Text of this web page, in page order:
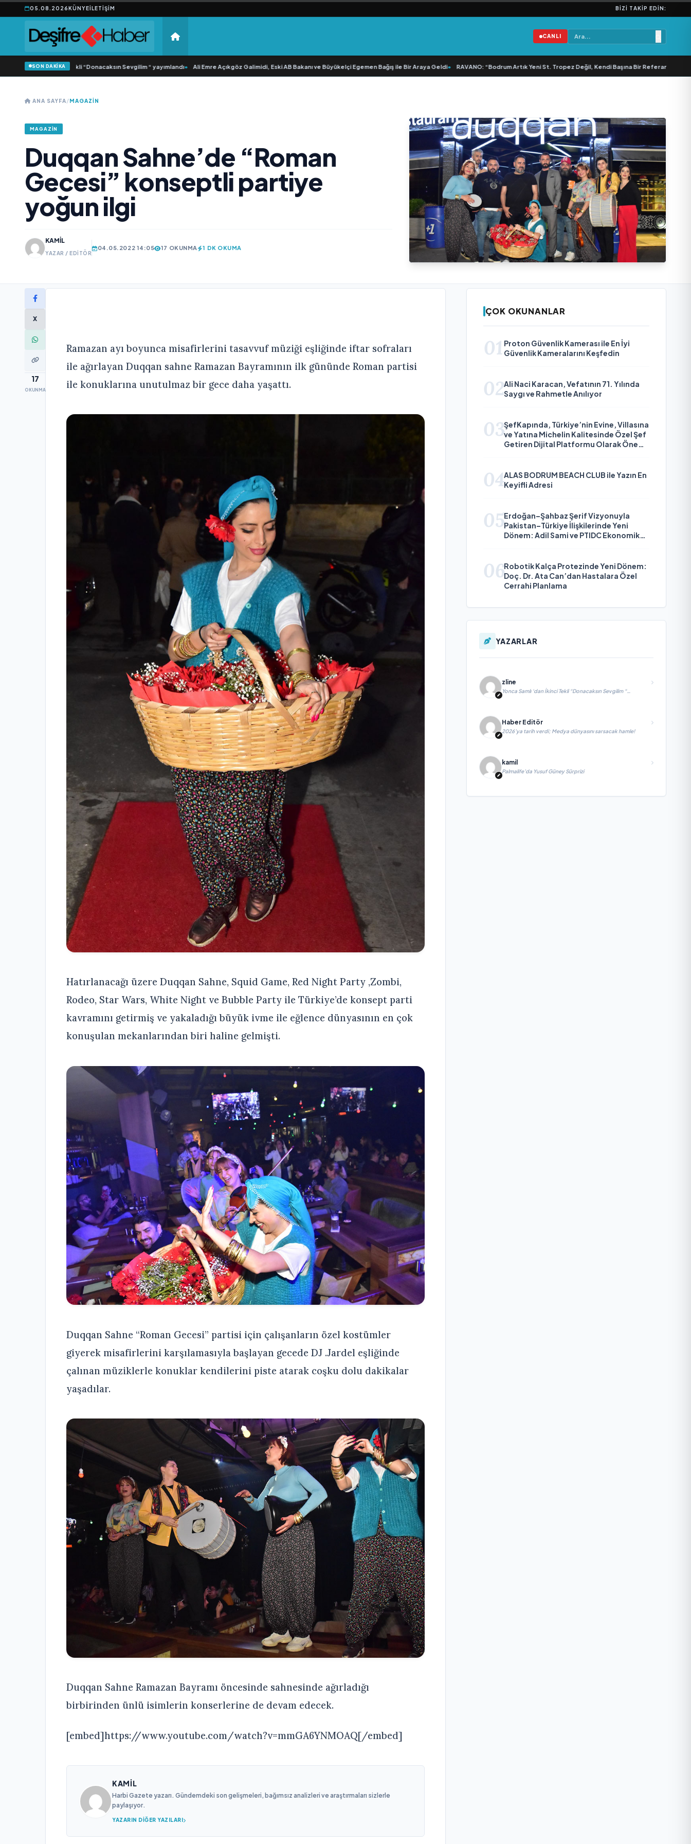
05.08.2026KÜNYEİLETIŞIM BIZI TAKIP EDIN:
CANLI
SON DAKİKA
‘dan İkinci Tekli “Donacaksın Sevgilim “ yayımlandı• Ali Emre Açıkgöz Galimidi, Eski AB Bakanı ve Büyükelçi Egemen Bağış ile Bir Araya Geldi• RAVANO: “Bodrum Artık Yeni St. Tropez Değil, Kendi Başına Bir Referans”• Bullas &
ANA SAYFA/MAGAZIN
MAGAZIN
Duqqan Sahne’de “Roman
Gecesi” konseptli partiye
yoğun ilgi
KAMIL
YAZAR / EDITÖR
04.05.2022 14:05 17 OKUNMA 1 DK OKUMA
X
17
OKUNMA
Ramazan ayı boyunca misafirlerini tasavvuf müziği eşliğinde iftar sofraları
ile ağırlayan Duqqan sahne Ramazan Bayramının ilk gününde Roman partisi
ile konuklarına unutulmaz bir gece daha yaşattı.
Hatırlanacağı üzere Duqqan Sahne, Squid Game, Red Night Party ,Zombi,
Rodeo, Star Wars, White Night ve Bubble Party ile Türkiye’de konsept parti
kavramını getirmiş ve yakaladığı büyük ivme ile eğlence dünyasının en çok
konuşulan mekanlarından biri haline gelmişti.
Duqqan Sahne “Roman Gecesi” partisi için çalışanların özel kostümler
giyerek misafirlerini karşılamasıyla başlayan gecede DJ .Jardel eşliğinde
çalınan müziklerle konuklar kendilerini piste atarak coşku dolu dakikalar
yaşadılar.
Duqqan Sahne Ramazan Bayramı öncesinde sahnesinde ağırladığı
birbirinden ünlü isimlerin konserlerine de devam edecek.
[embed]https://www.youtube.com/watch?v=mmGA6YNMOAQ[/embed]
KAMIL
Harbi Gazete yazarı. Gündemdeki son gelişmeleri, bağımsız analizleri ve araştırmaları sizlerle
paylaşıyor.
YAZARIN DIĞER YAZILARI
ÇOK OKUNANLAR
01 Proton Güvenlik Kamerası ile En İyi
Güvenlik Kameralarını Keşfedin
02Ali Naci Karacan, Vefatının 71. Yılında
Saygı ve Rahmetle Anılıyor
03ŞefKapında, Türkiye’nin Evine, Villasına
ve Yatına Michelin Kalitesinde Özel Şef
Getiren Dijital Platformu Olarak Öne
04ALAS BODRUM BEACH CLUB ile Yazın En
Keyifli Adresi
05Erdoğan–Şahbaz Şerif Vizyonuyla
Pakistan–Türkiye İlişkilerinde Yeni
Dönem: Adil Sami ve PTIDC Ekonomik
06Robotik Kalça Protezinde Yeni Dönem:
Doç. Dr. Ata Can’dan Hastalara Özel
Cerrahi Planlama
YAZARLAR
zline
Yonca Samlı ‘dan İkinci Tekli “Donacaksın Sevgilim “
yayımlandı
Haber Editör
2026’ya tarih verdi; Medya dünyasını sarsacak hamle!
kamil
Palmalife’da Yusuf Güney Sürprizi